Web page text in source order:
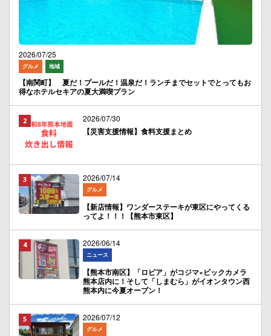
2026/07/25
グルメ 地域
【南関町】 夏だ！プールだ！温泉だ！ランチまでセットでとってもお
得なホテルセキアの夏大満喫プラン
2026/07/30
【災害支援情報】食料支援まとめ
2026/07/14
グルメ
【新店情報】ワンダーステーキが東区にやってくる
ってよ！！！【熊本市東区】
2026/06/14
ニュース
【熊本市南区】「ロピア」がコジマ×ビックカメラ
熊本店内に！そして「しまむら」がイオンタウン西
熊本内に今夏オープン！
2026/07/12
グルメ